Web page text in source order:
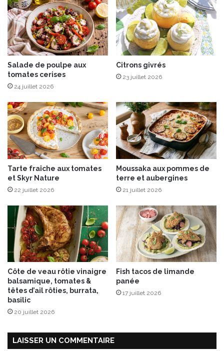
o
i
s
e
t
t
e
s
s
c
o
u
l
e
u
r
s
Salade de poulpe aux
tomates cerises
24 juillet 2026
Citrons givrés
23 juillet 2026
Tarte fraîche aux tomates
et Skyr Nature
22 juillet 2026
Moussaka aux pommes de
terre et aubergines
21 juillet 2026
Côte de veau rôtie vinaigre
balsamique, tomates &
têtes d’ail rôties, burrata,
basilic
20 juillet 2026
Fish tacos de limande
panée
17 juillet 2026
LAISSER UN COMMENTAIRE